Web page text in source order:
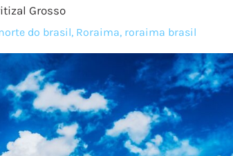
Grosso
do brasil, Roraima, roraima brasil